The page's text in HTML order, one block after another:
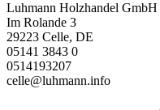
Luhmann Holzhandel GmbH
Im Rolande 3
29223 Celle, DE
05141 3843 0
0514193207
celle@luhmann.info